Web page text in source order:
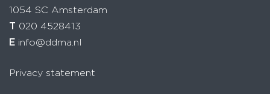
1054 SC Amsterdam
T 020 4528413
E info@ddma.nl
Privacy statement